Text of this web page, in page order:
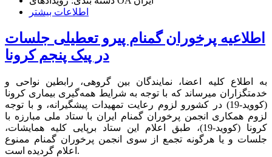
اطلاعات بیشتر
اطلاعیه پرخوران گمنام پیرو تعطیلی جلسات
در پیک پنجم کرونا
به اطلاع کلیه اعضا، نمایندگان بین گروهی، رابطین نواحی و
خدمتگزاران میرساند که با توجه به شرایط همه‌گیری بیماری کرونا
(کووید-19) در کشورو لزوم رعایت تمهیدات پیشگیرانه، و با توجه
لزوم همکاری انجمن پرخوران گمنام ایران با ستاد ملی مبارزه با
کرونا (کووید-19)، طبق اعلام این ستاد برپایی کلیه همایشات،
جلسات و یا هرگونه تجمع از سوی انجمن پرخوران گمنام ممنوع
اعلام گردیده است.